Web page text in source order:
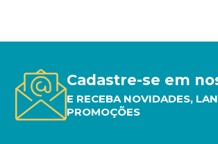
Cadastre-se em
E RECEBA NOVIDADES,
PROMOÇÕES